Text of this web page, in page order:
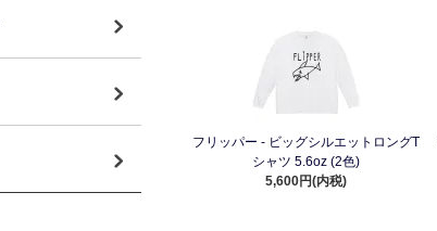
フリッパー - ビッグシルエットロングT
シャツ 5.6oz (2色)
5,600円(内税)